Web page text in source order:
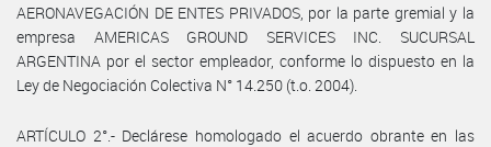
AERONAVEGACIÓN DE ENTES PRIVADOS, por la parte gremial y la
empresa AMERICAS GROUND SERVICES INC. SUCURSAL
ARGENTINA por el sector empleador, conforme lo dispuesto en la
Ley de Negociación Colectiva N° 14.250 (t.o. 2004).
ARTÍCULO 2°.- Declárese homologado el acuerdo obrante en las